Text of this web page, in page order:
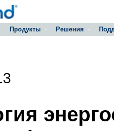
Продукты Решения